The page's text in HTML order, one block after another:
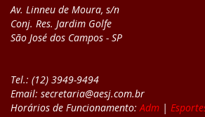
Av. Linneu de Moura, s/n
Conj. Res. Jardim Golfe
São José dos Campos - SP
Tel.: (12) 3949-9494
Email: secretaria@aesj.com.br
Horários de Funcionamento: Adm |